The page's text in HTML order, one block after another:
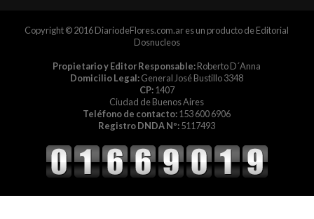
Copyright © 2016 DiariodeFlores.com.ar es un producto de Editorial
Dosnucleos
Propietario y Editor Responsable:Roberto D´Anna
Domicilio Legal:General José Bustillo 3348
CP:1407
Ciudad de Buenos Aires
Teléfono de contacto:153 600 6906
Registro DNDA Nº:5117493